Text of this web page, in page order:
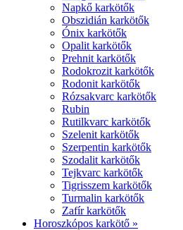
Napkő karkötők
Obszidián karkötők
Ónix karkötők
Opalit karkötők
Prehnit karkötők
Rodokrozit karkötők
Rodonit karkötők
Rózsakvarc karkötők
Rubin
Rutilkvarc karkötők
Szelenit karkötők
Szerpentin karkötők
Szodalit karkötők
Tejkvarc karkötők
Tigrisszem karkötők
Turmalin karkötők
Zafír karkötők
Horoszkópos karkötő »